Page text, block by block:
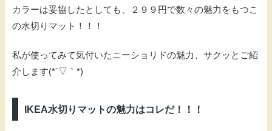
カラーは妥協したとしても、２９９円で数々の魅力をもつこ
の水切りマット！！！
私が使ってみて気付いたニーショリドの魅力、サクッとご紹
介します(*´▽｀*)
IKEA水切りマットの魅力はコレだ！！！